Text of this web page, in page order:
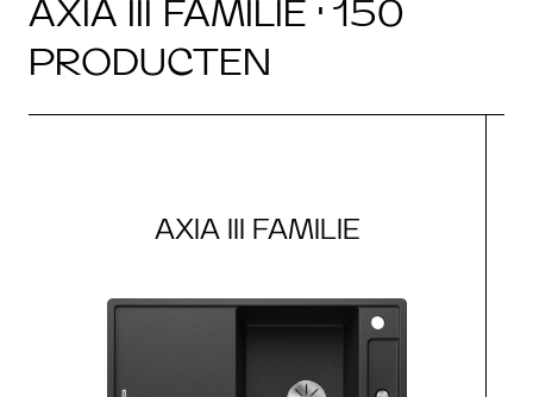
AXIA III FAMILIE · 150
PRODUCTEN
AXIA III FAMILIE